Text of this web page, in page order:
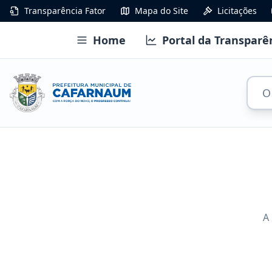
Transparência Fator Mapa do Site Licitações
Home Portal da